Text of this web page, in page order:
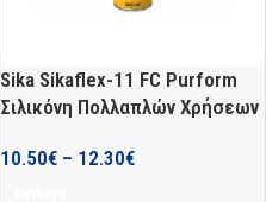
Sika Sikaflex-11 FC Purform
Σιλικόνη Πολλαπλών Χρήσεων
10.50€ – 12.30€